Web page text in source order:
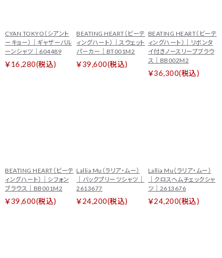
CYAN TOKYO（シアント
ーキョー）｜ギャザーバル
ーンシャツ｜604489
￥16,280(税込)
BEATING HEART（ビーテ
ィングハート）｜スウェット
パーカー｜BT001M2
￥39,600(税込)
BEATING HEART（ビーテ
ィングハート）｜リボンタ
イ付きノースリーブブラウ
ス｜BB002M2
￥36,300(税込)
BEATING HEART（ビーテ
ィングハート）｜シフォン
ブラウス｜BB001M2
￥39,600(税込)
Lallia Mu（ラリア・ムー）
｜バックプリーツシャツ｜
2613677
￥24,200(税込)
Lallia Mu（ラリア・ムー）
｜クロスヘムチェックシャ
ツ｜2613676
￥24,200(税込)